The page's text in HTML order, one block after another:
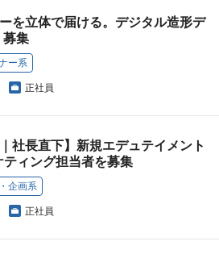
を立体で届ける。デジタル造形デ
募集
ー系
正社員
社長直下】新規エデュテイメント
ィング担当者を募集
企画系
正社員